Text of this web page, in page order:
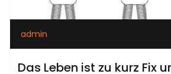
admin
Das Leben ist zu kurz Fix